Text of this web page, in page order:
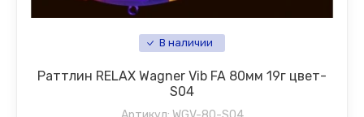
В наличии
Раттлин RELAX Wagner Vib FA 80мм 19г цвет-
S04